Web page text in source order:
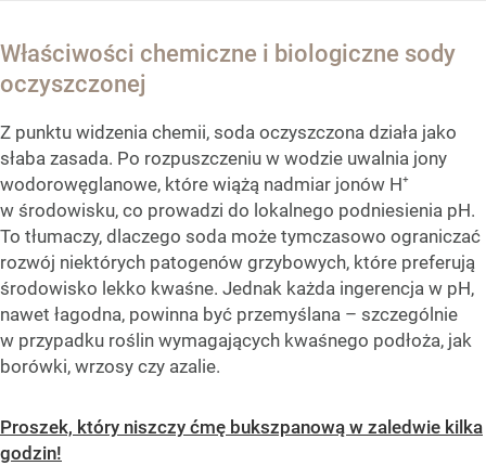
Właściwości chemiczne i biologiczne sody
oczyszczonej
Z punktu widzenia chemii, soda oczyszczona działa jako
słaba zasada. Po rozpuszczeniu w wodzie uwalnia jony
wodorowęglanowe, które wiążą nadmiar jonów H⁺
w środowisku, co prowadzi do lokalnego podniesienia pH.
To tłumaczy, dlaczego soda może tymczasowo ograniczać
rozwój niektórych patogenów grzybowych, które preferują
środowisko lekko kwaśne. Jednak każda ingerencja w pH,
nawet łagodna, powinna być przemyślana – szczególnie
w przypadku roślin wymagających kwaśnego podłoża, jak
borówki, wrzosy czy azalie.
Proszek, który niszczy ćmę bukszpanową w zaledwie kilka
godzin!